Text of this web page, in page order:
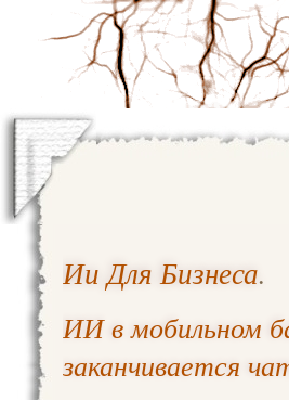
Ии Для Бизнеса.
ИИ в мобильном
заканчивается